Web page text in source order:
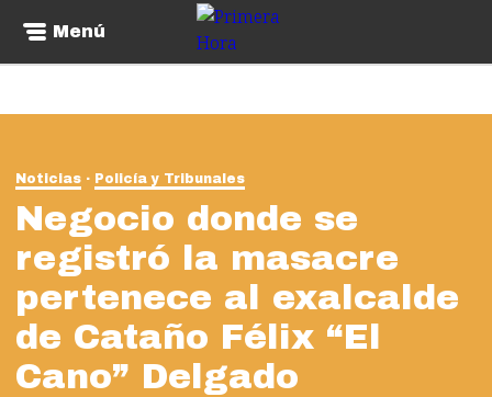
Menú
Noticias Policía y Tribunales
Negocio donde se
registró la masacre
pertenece al exalcalde
de Cataño Félix “El
Cano” Delgado